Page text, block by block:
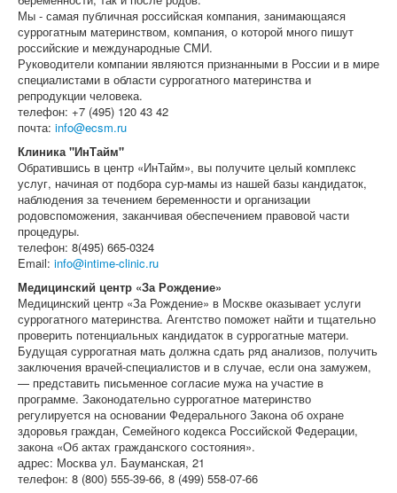
Мы - самая публичная российская компания, занимающаяся
суррогатным материнством, компания, о которой много пишут
российские и международные СМИ.
Руководители компании являются признанными в России и в мире
специалистами в области суррогатного материнства и
репродукции человека.
телефон: +7 (495) 120 43 42
почта: info@ecsm.ru
Клиника "ИнТайм"
Обратившись в центр «ИнТайм», вы получите целый комплекс
услуг, начиная от подбора сур-мамы из нашей базы кандидаток,
наблюдения за течением беременности и организации
родовспоможения, заканчивая обеспечением правовой части
процедуры.
телефон: 8(495) 665-0324
Email: info@intime-clinic.ru
Медицинский центр «За Рождение»
Медицинский центр «За Рождение» в Москве оказывает услуги
суррогатного материнства. Агентство поможет найти и тщательно
проверить потенциальных кандидаток в суррогатные матери.
Будущая суррогатная мать должна сдать ряд анализов, получить
заключения врачей-специалистов и в случае, если она замужем,
— представить письменное согласие мужа на участие в
программе. Законодательно суррогатное материнство
регулируется на основании Федерального Закона об охране
здоровья граждан, Семейного кодекса Российской Федерации,
закона «Об актах гражданского состояния».
адрес: Москва ул. Бауманская, 21
телефон: 8 (800) 555-39-66, 8 (499) 558-07-66